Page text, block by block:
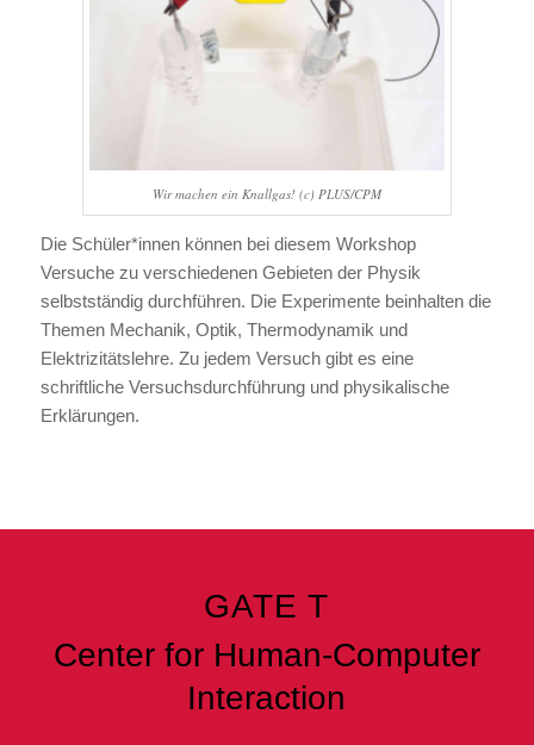
Wir machen ein Knallgas! (c) PLUS/CPM
Die Schüler*innen können bei diesem Workshop
Versuche zu verschiedenen Gebieten der Physik
selbstständig durchführen. Die Experimente beinhalten die
Themen Mechanik, Optik, Thermodynamik und
Elektrizitätslehre. Zu jedem Versuch gibt es eine
schriftliche Versuchsdurchführung und physikalische
Erklärungen.
GATE T
Center for Human-Computer
Interaction